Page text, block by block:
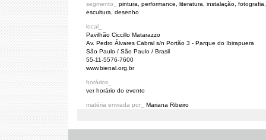
segmento_
pintura, performance, literatura, instalação, fotografia,
escultura, desenho
local_
Pavilhão Ciccillo Matarazzo
Av. Pedro Álvares Cabral s/n Portão 3 - Parque do Ibirapuera
São Paulo / São Paulo / Brasil
55-11-5576-7600
www.bienal.org.br
horários_
ver horário do evento
matéria enviada por_ Mariana Ribeiro